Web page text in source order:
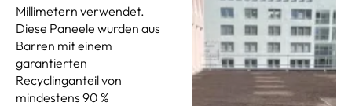
Millimetern verwendet.
Diese Paneele wurden aus
Barren mit einem
garantierten
Recyclinganteil von
mindestens 90 %